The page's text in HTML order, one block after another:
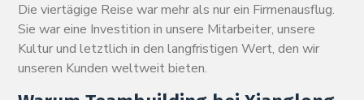
Die viertägige Reise war mehr als nur ein Firmenausflug.
Sie war eine Investition in unsere Mitarbeiter, unsere
Kultur und letztlich in den langfristigen Wert, den wir
unseren Kunden weltweit bieten.